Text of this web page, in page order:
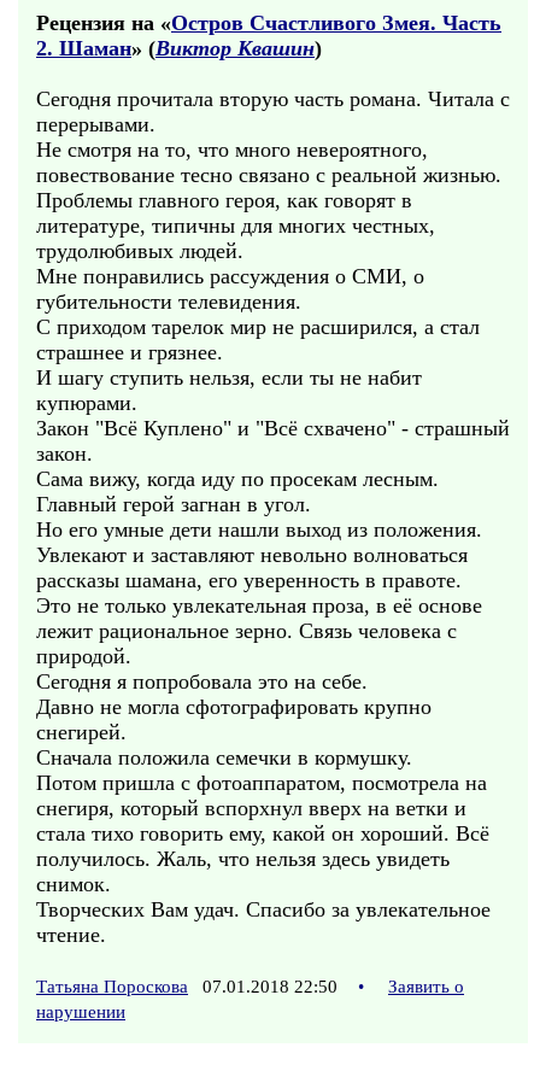
Рецензия на «Остров Счастливого Змея. Часть
2. Шаман» (Виктор Квашин)
Сегодня прочитала вторую часть романа. Читала с
перерывами.
Не смотря на то, что много невероятного,
повествование тесно связано с реальной жизнью.
Проблемы главного героя, как говорят в
литературе, типичны для многих честных,
трудолюбивых людей.
Мне понравились рассуждения о СМИ, о
губительности телевидения.
С приходом тарелок мир не расширился, а стал
страшнее и грязнее.
И шагу ступить нельзя, если ты не набит
купюрами.
Закон "Всё Куплено" и "Всё схвачено" - страшный
закон.
Сама вижу, когда иду по просекам лесным.
Главный герой загнан в угол.
Но его умные дети нашли выход из положения.
Увлекают и заставляют невольно волноваться
рассказы шамана, его уверенность в правоте.
Это не только увлекательная проза, в её основе
лежит рациональное зерно. Связь человека с
природой.
Сегодня я попробовала это на себе.
Давно не могла сфотографировать крупно
снегирей.
Сначала положила семечки в кормушку.
Потом пришла с фотоаппаратом, посмотрела на
снегиря, который вспорхнул вверх на ветки и
стала тихо говорить ему, какой он хороший. Всё
получилось. Жаль, что нельзя здесь увидеть
снимок.
Творческих Вам удач. Спасибо за увлекательное
чтение.
Татьяна Пороскова 07.01.2018 22:50 •
Заявить о
нарушении